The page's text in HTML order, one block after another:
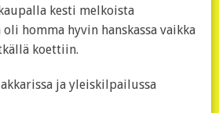
kesti melkoista
homma hyvin hanskassa vaikka
koettiin.
ja yleiskilpailussa